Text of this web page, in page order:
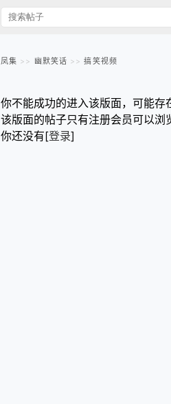
凤集 幽默笑话 搞笑视频
你不能成功的进入该版面，可能存
该版面的帖子只有注册会员可以浏
你还没有[登录]